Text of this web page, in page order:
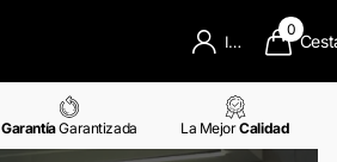
Iniciar Sesion
0
GarantíaGarantizada La MejorCalidad